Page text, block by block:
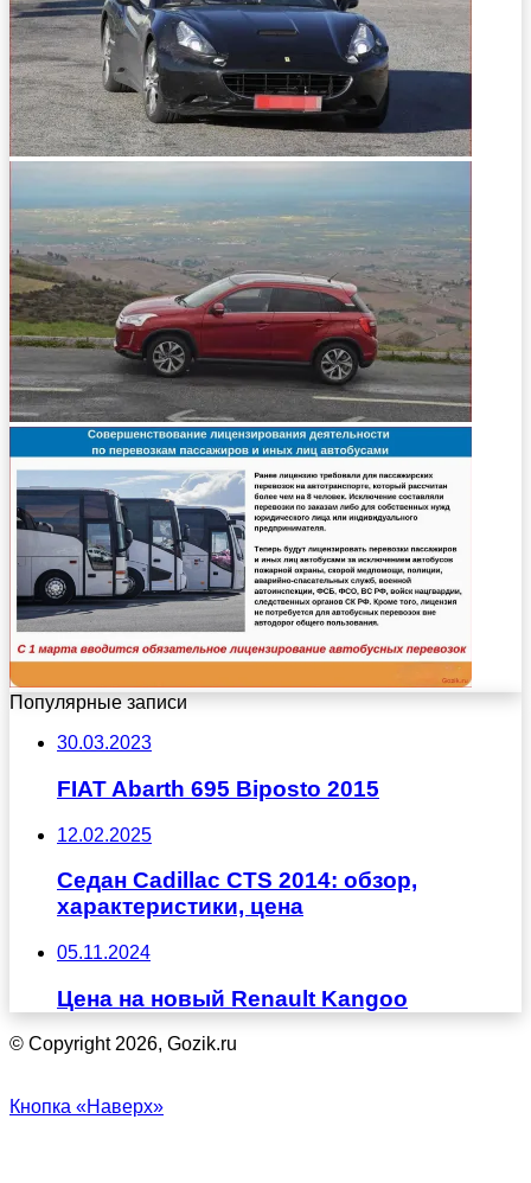
Популярные записи
30.03.2023
FIAT Abarth 695 Biposto 2015
12.02.2025
Седан Cadillac CTS 2014: обзор,
характеристики, цена
05.11.2024
Цена на новый Renault Kangoo
© Copyright 2026, Gozik.ru
Кнопка «Наверх»